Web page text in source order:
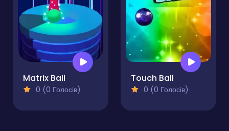
Matrix Ball
0 (0 Голосів)
Touch Ball
0 (0 Голосів)